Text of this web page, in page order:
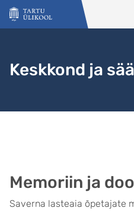
Liigu edasi põhisisu juurde
Keskkond ja
Memoriin ja
Saverna lasteaia õpetajate